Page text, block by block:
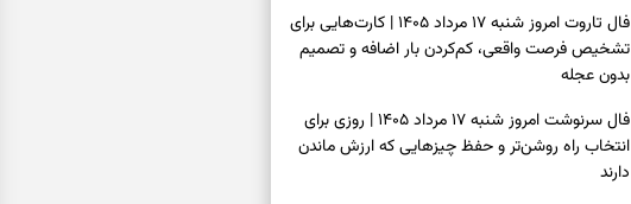
فال تاروت امروز شنبه ۱۷ مرداد ۱۴۰۵ | کارت‌هایی برای
تشخیص فرصت واقعی، کم‌کردن بار اضافه و تصمیم
بدون عجله
فال سرنوشت امروز شنبه ۱۷ مرداد ۱۴۰۵ | روزی برای
انتخاب راه روشن‌تر و حفظ چیزهایی که ارزش ماندن
دارند